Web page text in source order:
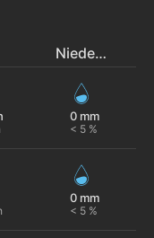
Niederschlag
0 mm
< 5 %
0 mm
< 5 %